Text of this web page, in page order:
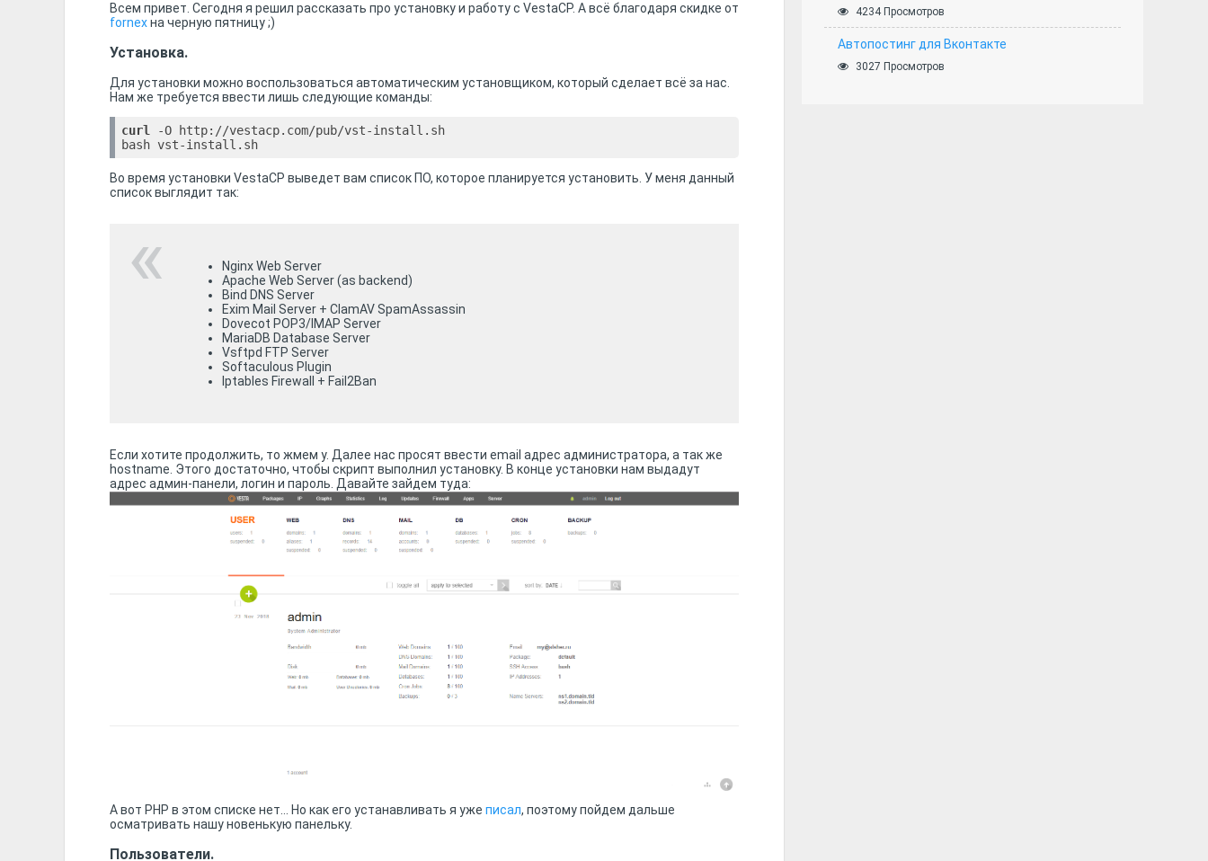
4234 Просмотров
Автопостинг для Вконтакте
3027 Просмотров
Всем привет. Сегодня я решил рассказать про установку и работу с VestaCP. А всё благодаря скидке от
fornexна черную пятницу ;)
Установка.
Для установки можно воспользоваться автоматическим установщиком, который сделает всё за нас.
Нам же требуется ввести лишь следующие команды:
curl
-O http://vestacp.com/pub/vst-install.sh
bash vst-install.sh
Во время установки VestaCP выведет вам список ПО, которое планируется установить. У меня данный
список выглядит так:
Nginx Web Server
Apache Web Server (as backend)
Bind DNS Server
Exim Mail Server + ClamAV SpamAssassin
Dovecot POP3/IMAP Server
MariaDB Database Server
Vsftpd FTP Server
Softaculous Plugin
Iptables Firewall + Fail2Ban
Если хотите продолжить, то жмем y. Далее нас просят ввести email адрес администратора, а так же
hostname. Этого достаточно, чтобы скрипт выполнил установку. В конце установки нам выдадут
адрес админ-панели, логин и пароль. Давайте зайдем туда:
А вот PHP в этом списке нет... Но как его устанавливать я уже писал, поэтому пойдем дальше
осматривать нашу новенькую панельку.
Пользователи.